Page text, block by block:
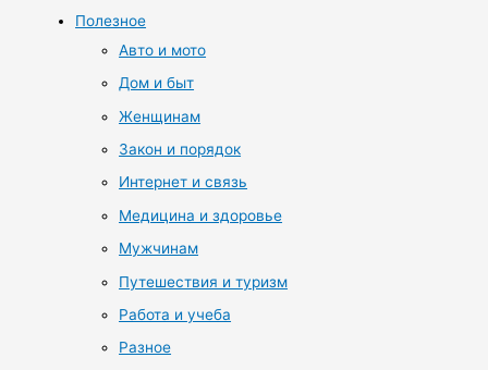
Полезное
Авто и мото
Дом и быт
Женщинам
Закон и порядок
Интернет и связь
Медицина и здоровье
Мужчинам
Путешествия и туризм
Работа и учеба
Разное